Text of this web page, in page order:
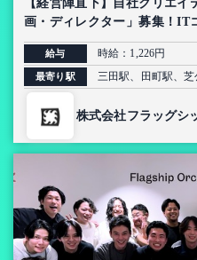
【経営陣直下】自社クリエ
画・ディレクター」募集！IT
上流インターン【AI導入プロ
給与 時給：1,226円
最寄り駅 三田駅、田町駅、芝
株式会社フラッグシ